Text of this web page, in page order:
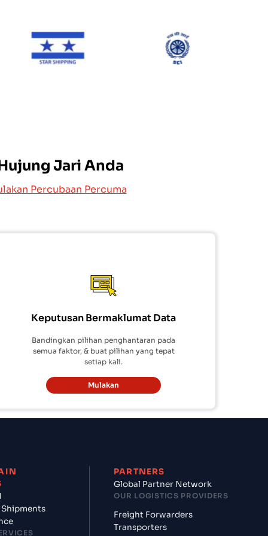
Jari Anda
Percubaan Percuma
Keputusan Bermaklumat Data
Bandingkan pilihan penghantaran pada
semua faktor, & buat pilihan yang tepat
setiap kali.
Mulakan
PARTNERS
Global Partner Network
OUR LOGISTICS PROVIDERS
Freight Forwarders
Transporters